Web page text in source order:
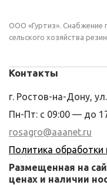
ООО «Гуртиз». Снабжение
сельского хозяйства
Контакты
г. Ростов-на-Дону,
Пн-Пт: с 09:00 — до
rosagro@aaanet.ru
Политика
Размещенная на
ценах и наличии